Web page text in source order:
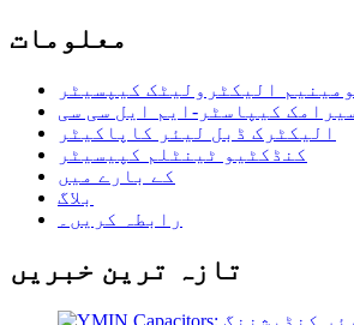
معلومات
الیکٹرولیٹک کیپسیٹر
​​کیپاسٹر-ایم ایل سی سی
الیکٹرک ڈبل لیئر کاپاکیٹر
کنڈکٹیو ٹینٹلم کپیسیٹر
کے بارے میں
بلاگ
رابطہ کریں۔
تازہ ترین خبریں